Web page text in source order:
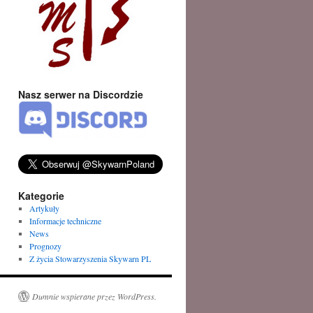
Nasz serwer na Discordzie
Kategorie
Artykuły
Informacje techniczne
News
Prognozy
Z życia Stowarzyszenia Skywarn PL
Dumnie wspierane przez WordPress.